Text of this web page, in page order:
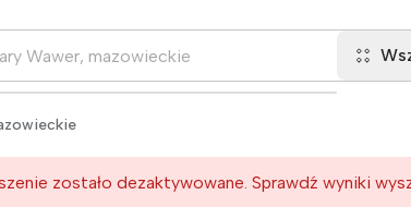
zostało dezaktywowane. Sprawdź wyniki